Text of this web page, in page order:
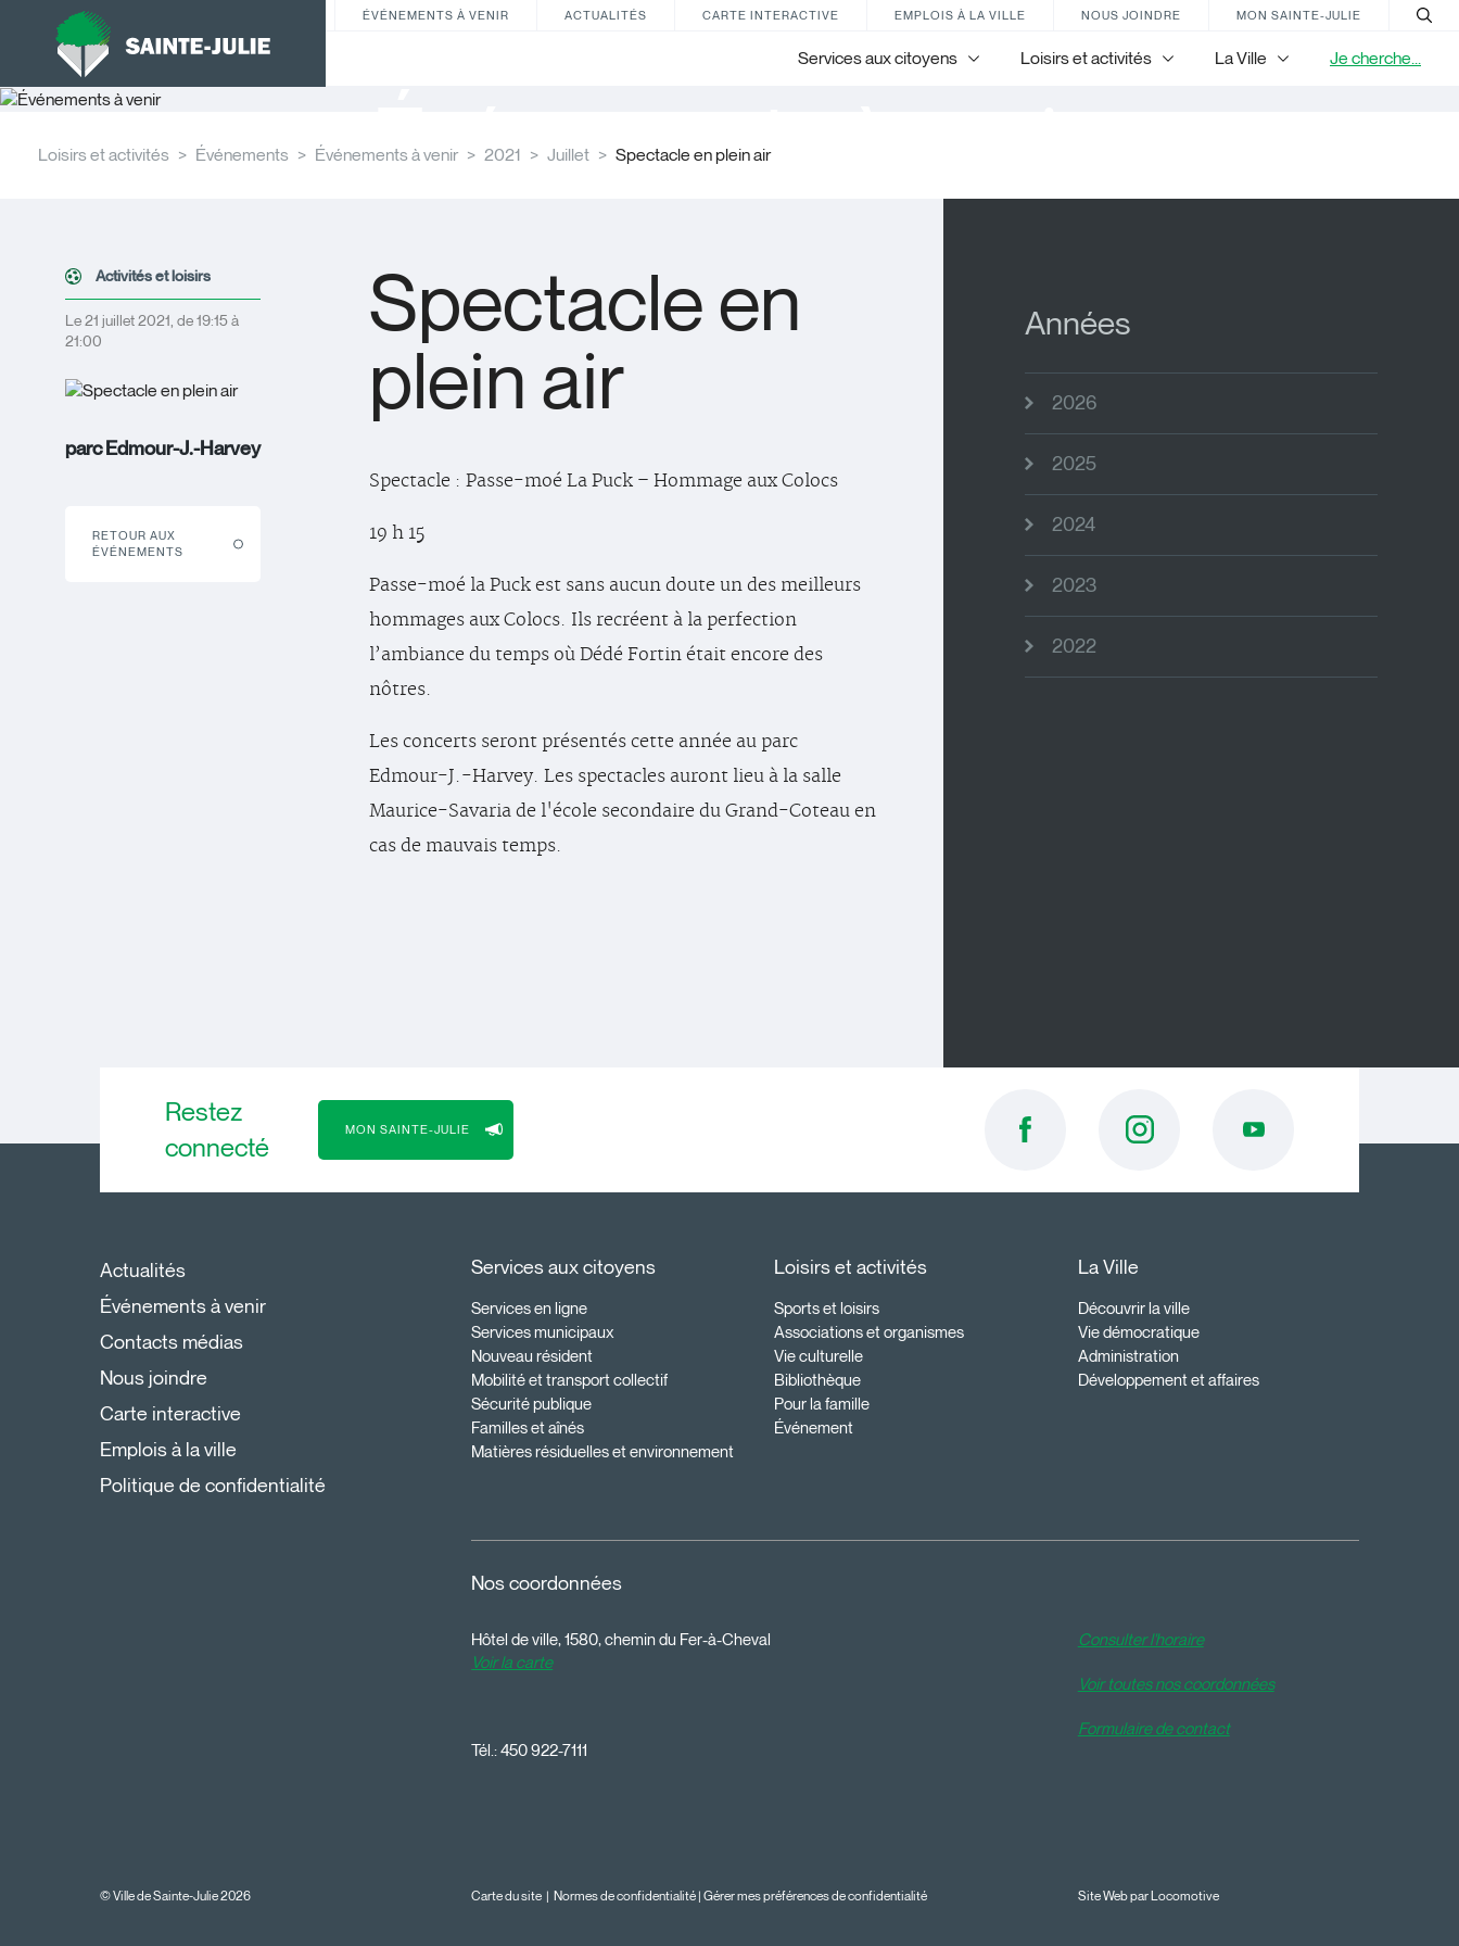
ÉVÉNEMENTS À VENIR ACTUALITÉS CARTE INTERACTIVE EMPLOIS À LA VILLE NOUS JOINDRE MON SAINTE-JULIE
Services aux citoyens Loisirs et activités La Ville Je cherche...
Événements à venir
Loisirs et activités Événements Événements à venir 2021 Juillet Spectacle en plein air
Activités et loisirs
Le 21 juillet 2021, de 19:15 à
21:00
parc Edmour-J.-Harvey
RETOUR AUX
ÉVÉNEMENTS
Spectacle en
plein air
Spectacle : Passe-moé La Puck – Hommage aux Colocs
19 h 15
Passe-moé la Puck est sans aucun doute un des meilleurs
hommages aux Colocs. Ils recréent à la perfection
l’ambiance du temps où Dédé Fortin était encore des
nôtres.
Les concerts seront présentés cette année au parc
Edmour-J.-Harvey. Les spectacles auront lieu à la salle
Maurice-Savaria de l'école secondaire du Grand-Coteau en
cas de mauvais temps.
Années
2026
2025
2024
2023
2022
Restez
connecté
MON SAINTE-JULIE
Actualités
Événements à venir
Contacts médias
Nous joindre
Carte interactive
Emplois à la ville
Politique de confidentialité
Services aux citoyens
Services en ligne
Services municipaux
Nouveau résident
Mobilité et transport collectif
Sécurité publique
Familles et aînés
Matières résiduelles et environnement
Loisirs et activités
Sports et loisirs
Associations et organismes
Vie culturelle
Bibliothèque
Pour la famille
Événement
La Ville
Découvrir la ville
Vie démocratique
Administration
Développement et affaires
Nos coordonnées
Hôtel de ville, 1580, chemin du Fer-à-Cheval
Voir la carte
Tél.:450 922-7111
Consulter l'horaire
Voir toutes nos coordonnées
Formulaire de contact
© Ville de Sainte-Julie 2026 Carte du site |Normes de confidentialité |Gérer mes préférences de confidentialité Site Web par Locomotive